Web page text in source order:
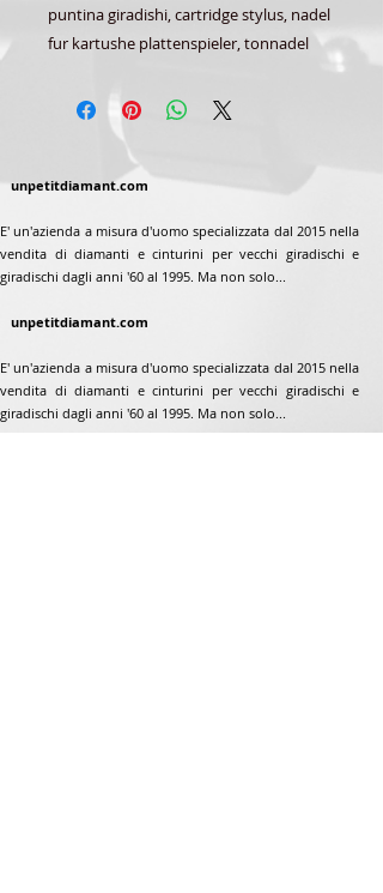
puntina giradishi, cartridge stylus, nadel
fur kartushe plattenspieler, tonnadel
unpetitdiamant.com
E' un'azienda a misura d'uomo specializzata dal 2015 nella
vendita di diamanti e cinturini per vecchi giradischi e
giradischi dagli anni '60 al 1995. Ma non solo...
unpetitdiamant.com
E' un'azienda a misura d'uomo specializzata dal 2015 nella
vendita di diamanti e cinturini per vecchi giradischi e
giradischi dagli anni '60 al 1995. Ma non solo...